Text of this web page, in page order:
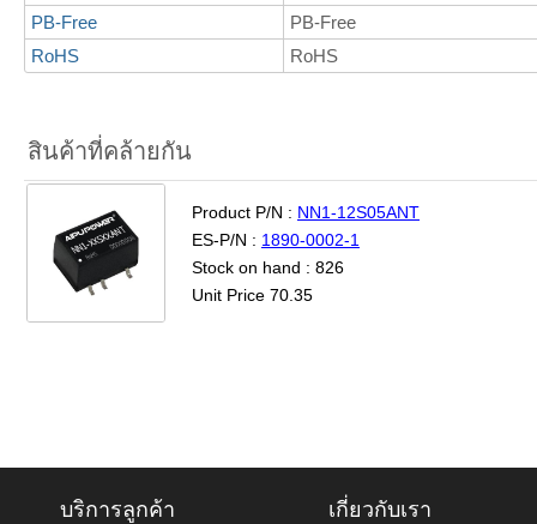
PB-Free
PB-Free
RoHS
RoHS
สินค้าที่คล้ายกัน
Product P/N : NN1-12S05ANT
ES-P/N : 1890-0002-1
Stock on hand : 826
Unit Price 70.35
บริการลูกค้า เกี่ยวกับเรา